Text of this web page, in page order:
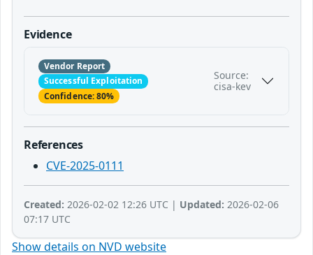
Evidence
Vendor Report
Successful Exploitation
Confidence: 80%
Source:
cisa-kev
References
CVE-2025-0111
Created: 2026-02-02 12:26 UTC | Updated: 2026-02-06
07:17 UTC
Show details on NVD website